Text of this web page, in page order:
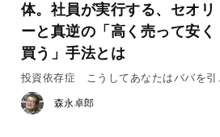
体。社員が実行する、セオリ
ーと真逆の「高く売って安く
買う」手法とは
投資依存症 こうしてあなたはババを引
く #2森永卓郎